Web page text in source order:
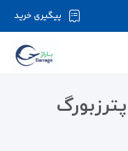
قطع می باشد لطفا
پیگیری خرید